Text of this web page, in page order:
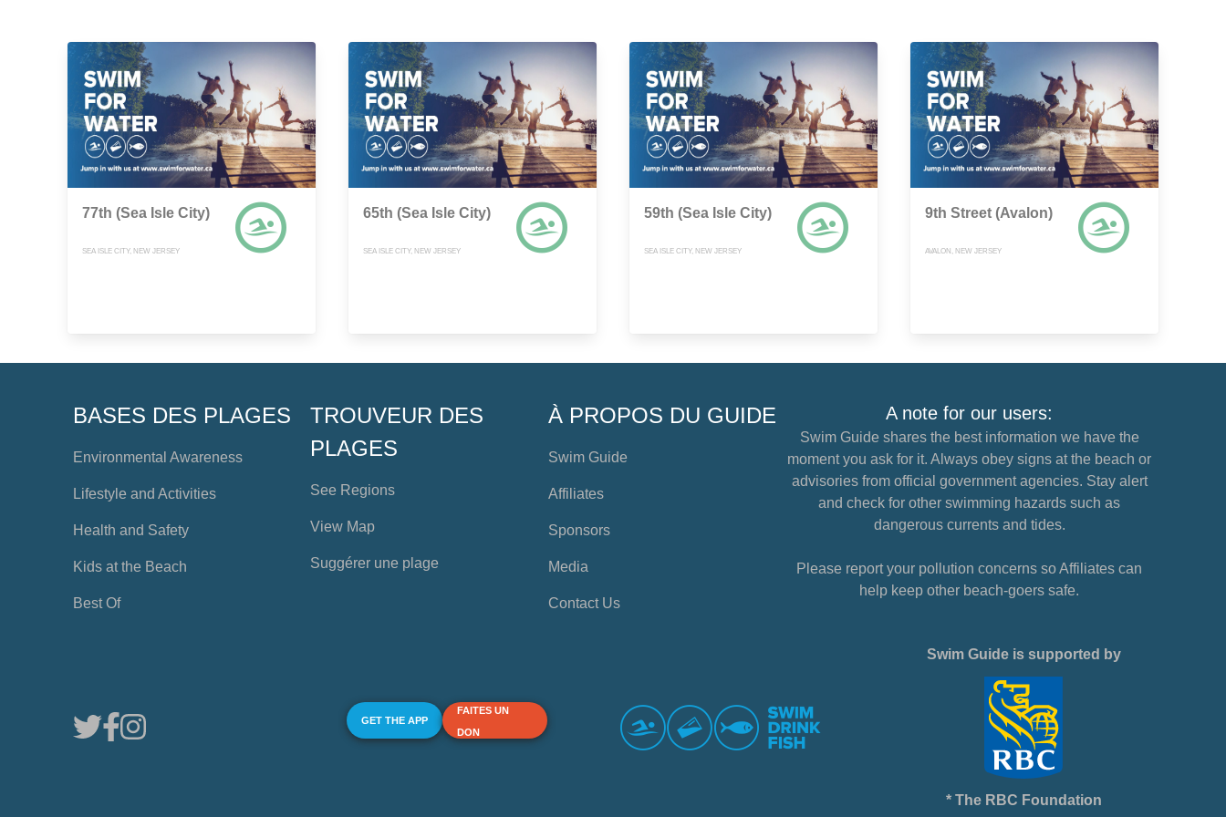
77th (Sea Isle City)
SEA ISLE CITY, NEW JERSEY
65th (Sea Isle City)
SEA ISLE CITY, NEW JERSEY
59th (Sea Isle City)
SEA ISLE CITY, NEW JERSEY
9th Street (Avalon)
AVALON, NEW JERSEY
BASES DES PLAGES
Environmental Awareness
Lifestyle and Activities
Health and Safety
Kids at the Beach
Best Of
TROUVEUR DES
PLAGES
See Regions
View Map
Suggérer une plage
À PROPOS DU GUIDE
Swim Guide
Affiliates
Sponsors
Media
Contact Us
A note for our users:
Swim Guide shares the best information we have the
moment you ask for it. Always obey signs at the beach or
advisories from official government agencies. Stay alert
and check for other swimming hazards such as
dangerous currents and tides.
Please report your pollution concerns so Affiliates can
help keep other beach-goers safe.
GET THE APP
FAITES UN
DON
Swim Guide is supported by
* The RBC Foundation